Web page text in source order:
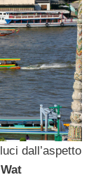
dall’aspetto
Wat